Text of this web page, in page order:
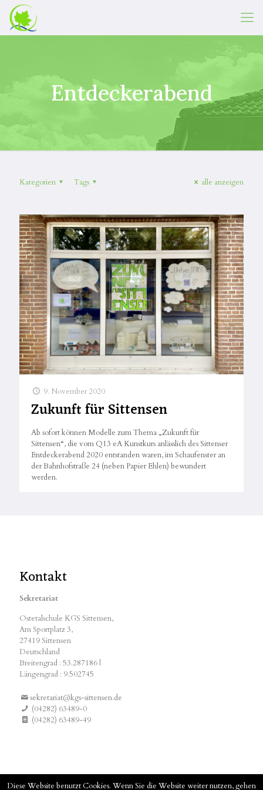
Entdeckerabend
Kategorien Tags alle anzeigen
9. November 2020
Zukunft für Sittensen
Ab sofort können Modelle zum Thema „Zukunft für
Sittensen“, die vom Q13 eA Kunstkurs anlässlich des Sittenser
Entdeckerabend 2020 entstanden waren, im Schaufenster an
der Bahnhofstraße 24 (neben Papier Ehlen) bewundert
werden.
Kontakt
Sekretariat
Ostetalschule KGS Sittensen,
Am Sportplatz 3,
27419 Sittensen
Deutschland
Breitengrad : 53.287186 |
Längengrad : 9.502745
sekretariat@kgs-sittensen.de
(04282) 63489-0
(04282) 63489-49
Diese Website benutzt Cookies. Wenn Sie die Website weiter nutzen, gehen